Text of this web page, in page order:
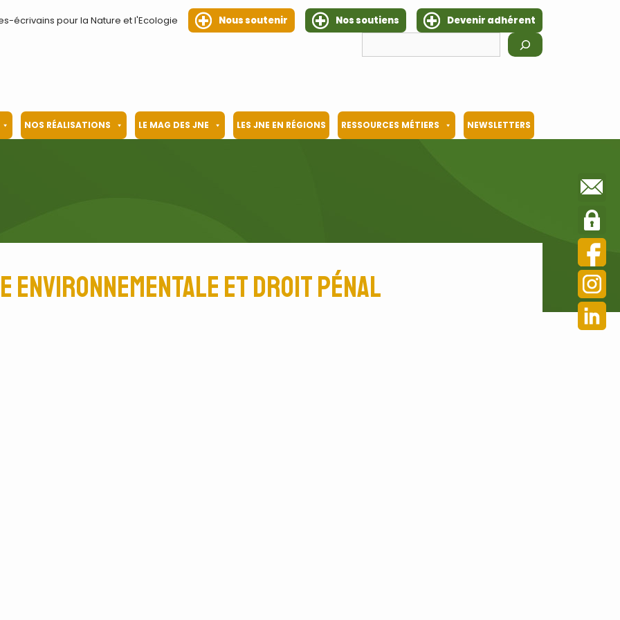
écrivains pour la Nature et l'Ecologie Nous soutenir Nos soutiens
Devenir adhérent
NOS RÉALISATIONS LE MAG DES JNE LES JNE EN RÉGIONS RESSOURCES MÉTIERS NEWSLETTERS
environnementale et droit pénal